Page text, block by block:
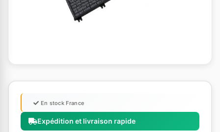
Expédition et livraison rapide
En stock France